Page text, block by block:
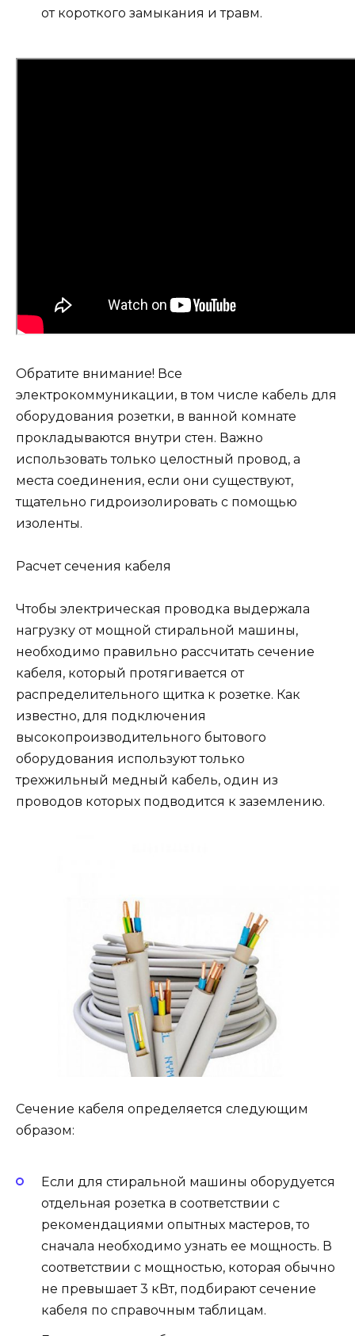
от короткого замыкания и травм.
Обратите внимание! Все
электрокоммуникации, в том числе кабель для
оборудования розетки, в ванной комнате
прокладываются внутри стен. Важно
использовать только целостный провод, а
места соединения, если они существуют,
тщательно гидроизолировать с помощью
изоленты.
Расчет сечения кабеля
Чтобы электрическая проводка выдержала
нагрузку от мощной стиральной машины,
необходимо правильно рассчитать сечение
кабеля, который протягивается от
распределительного щитка к розетке. Как
известно, для подключения
высокопроизводительного бытового
оборудования используют только
трехжильный медный кабель, один из
проводов которых подводится к заземлению.
Сечение кабеля определяется следующим
образом:
Если для стиральной машины оборудуется
отдельная розетка в соответствии с
рекомендациями опытных мастеров, то
сначала необходимо узнать ее мощность. В
соответствии с мощностью, которая обычно
не превышает 3 кВт, подбирают сечение
кабеля по справочным таблицам.